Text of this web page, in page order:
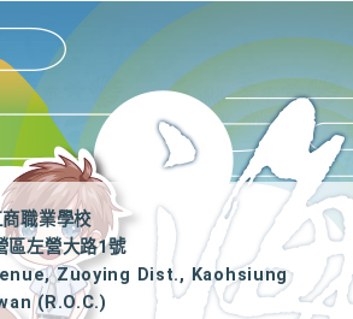
職業學校
區左營大路1號
Zuoying Dist., Kaohsiung
(R.O.C.)